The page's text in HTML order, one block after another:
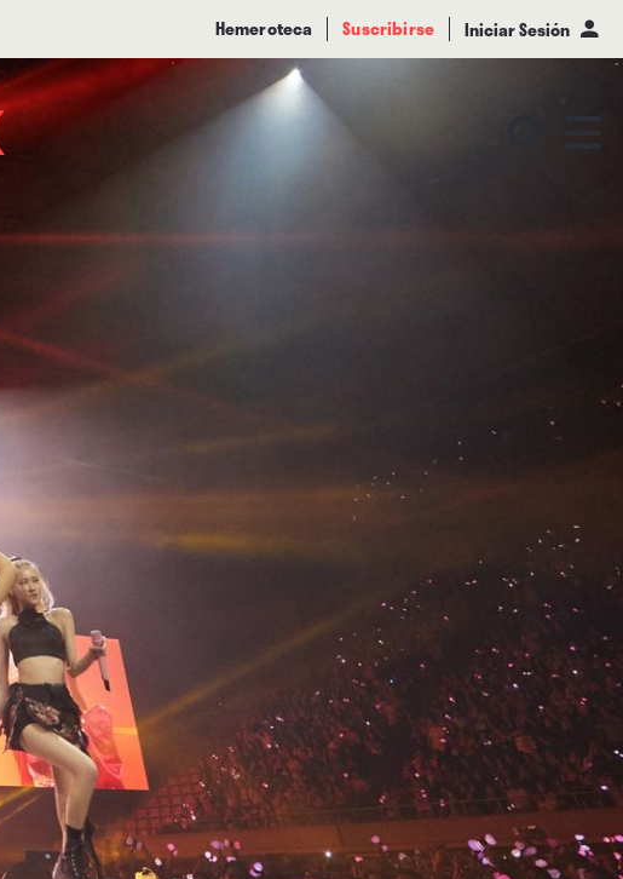
Hemeroteca Suscribirse Iniciar Sesión